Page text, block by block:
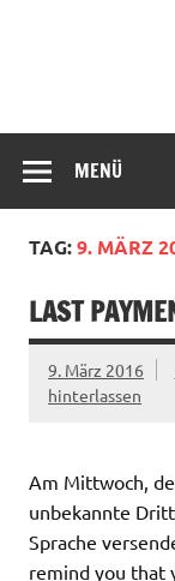
MENÜ
TAG:9. MÄRZ
LAST
9. März 2016
hinterlassen
Am Mittwoch,
unbekannte
Sprache
remind you that